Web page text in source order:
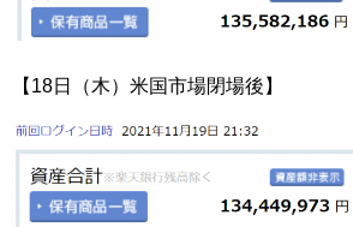
【18日（木）米国市場閉場後】